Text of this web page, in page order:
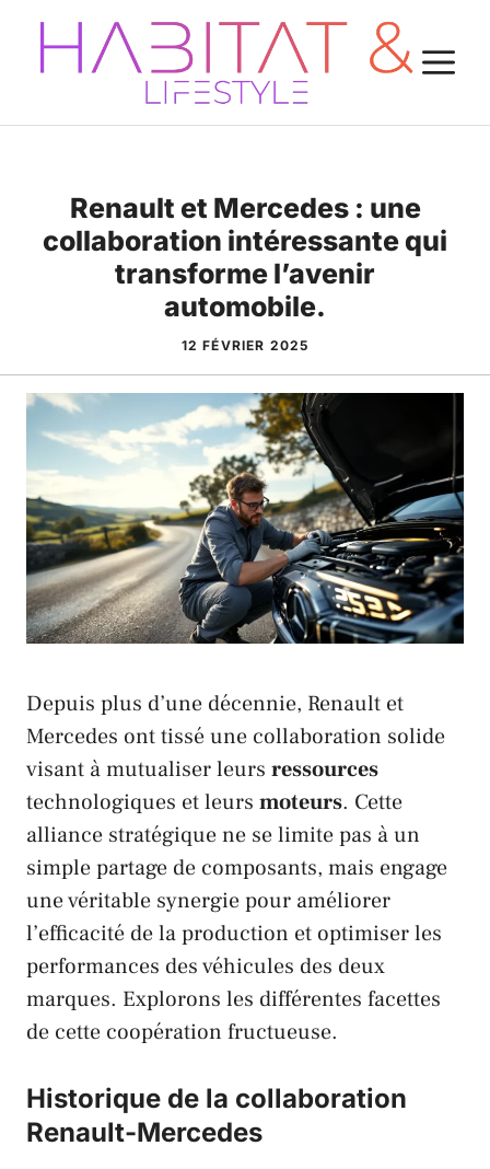
Aller
contenu
Renault et Mercedes : une
collaboration intéressante qui
transforme l’avenir
automobile.
12 FÉVRIER 2025
Depuis plus d’une décennie, Renault et
Mercedes ont tissé une collaboration solide
visant à mutualiser leurs ressources
technologiques et leurs moteurs. Cette
alliance stratégique ne se limite pas à un
simple partage de composants, mais engage
une véritable synergie pour améliorer
l’efficacité de la production et optimiser les
performances des véhicules des deux
marques. Explorons les différentes facettes
de cette coopération fructueuse.
Historique de la collaboration
Renault-Mercedes